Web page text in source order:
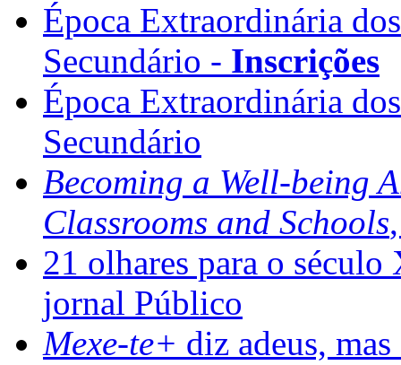
Época Extraordinária
Secundário - Inscrições
Época Extraordinária
Secundário
Becoming a Well-being
Classrooms and Schools
21 olhares para o
jornal Público
Mexe-te+ diz adeus,